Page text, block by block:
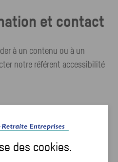
et contact
à un contenu ou à un
notre référent accessibilité
depuis votre espace
des cookies.